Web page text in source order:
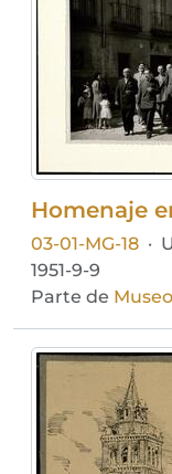
Homenaje
03-01-MG-18 ·
1951-9-9
Parte de